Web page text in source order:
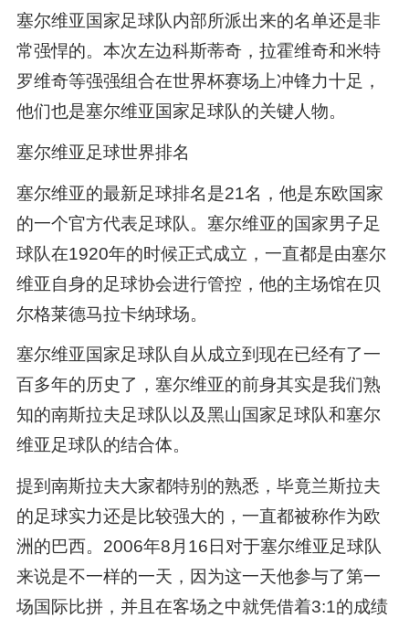
塞尔维亚国家足球队内部所派出来的名单还是非
常强悍的。本次左边科斯蒂奇，拉霍维奇和米特
罗维奇等强强组合在世界杯赛场上冲锋力十足，
他们也是塞尔维亚国家足球队的关键人物。
塞尔维亚足球世界排名
塞尔维亚的最新足球排名是21名，他是东欧国家
的一个官方代表足球队。塞尔维亚的国家男子足
球队在1920年的时候正式成立，一直都是由塞尔
维亚自身的足球协会进行管控，他的主场馆在贝
尔格莱德马拉卡纳球场。
塞尔维亚国家足球队自从成立到现在已经有了一
百多年的历史了，塞尔维亚的前身其实是我们熟
知的南斯拉夫足球队以及黑山国家足球队和塞尔
维亚足球队的结合体。
提到南斯拉夫大家都特别的熟悉，毕竟兰斯拉夫
的足球实力还是比较强大的，一直都被称作为欧
洲的巴西。2006年8月16日对于塞尔维亚足球队
来说是不一样的一天，因为这一天他参与了第一
场国际比拼，并且在客场之中就凭借着3:1的成绩